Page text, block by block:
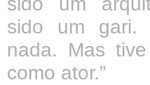
sido um gari.
nada. Mas
como ator.”